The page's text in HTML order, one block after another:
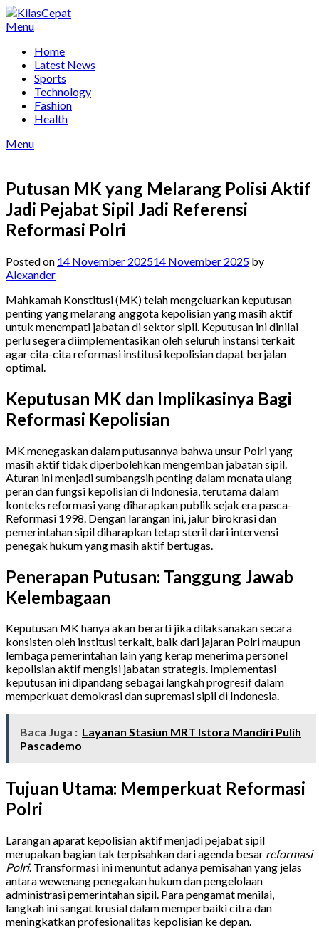
Skip
to
Menu
Home
Latest News
Sports
Technology
Fashion
Health
Menu
Putusan MK yang Melarang Polisi Aktif
Jadi Pejabat Sipil Jadi Referensi
Reformasi Polri
Posted on 14 November 202514 November 2025 by
Alexander
Mahkamah Konstitusi (MK) telah mengeluarkan keputusan
penting yang melarang anggota kepolisian yang masih aktif
untuk menempati jabatan di sektor sipil. Keputusan ini dinilai
perlu segera diimplementasikan oleh seluruh instansi terkait
agar cita-cita reformasi institusi kepolisian dapat berjalan
optimal.
Keputusan MK dan Implikasinya Bagi
Reformasi Kepolisian
MK menegaskan dalam putusannya bahwa unsur Polri yang
masih aktif tidak diperbolehkan mengemban jabatan sipil.
Aturan ini menjadi sumbangsih penting dalam menata ulang
peran dan fungsi kepolisian di Indonesia, terutama dalam
konteks reformasi yang diharapkan publik sejak era pasca-
Reformasi 1998. Dengan larangan ini, jalur birokrasi dan
pemerintahan sipil diharapkan tetap steril dari intervensi
penegak hukum yang masih aktif bertugas.
Penerapan Putusan: Tanggung Jawab
Kelembagaan
Keputusan MK hanya akan berarti jika dilaksanakan secara
konsisten oleh institusi terkait, baik dari jajaran Polri maupun
lembaga pemerintahan lain yang kerap menerima personel
kepolisian aktif mengisi jabatan strategis. Implementasi
keputusan ini dipandang sebagai langkah progresif dalam
memperkuat demokrasi dan supremasi sipil di Indonesia.
Baca Juga : Layanan Stasiun MRT Istora Mandiri Pulih
Pascademo
Tujuan Utama: Memperkuat Reformasi
Polri
Larangan aparat kepolisian aktif menjadi pejabat sipil
merupakan bagian tak terpisahkan dari agenda besar reformasi
Polri. Transformasi ini menuntut adanya pemisahan yang jelas
antara wewenang penegakan hukum dan pengelolaan
administrasi pemerintahan sipil. Para pengamat menilai,
langkah ini sangat krusial dalam memperbaiki citra dan
meningkatkan profesionalitas kepolisian ke depan.